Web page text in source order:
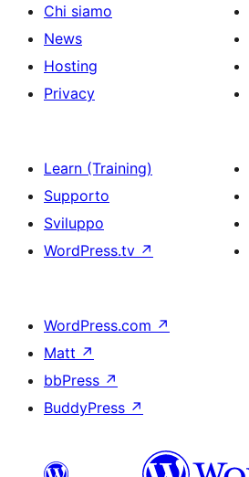
Chi siamo
News
Hosting
Privacy
Learn (Training)
Supporto
Sviluppo
WordPress.tv ↗
WordPress.com ↗
Matt ↗
bbPress ↗
BuddyPress ↗